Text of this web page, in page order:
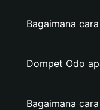
Bagaimana
Dompet Odo
Bagaimana